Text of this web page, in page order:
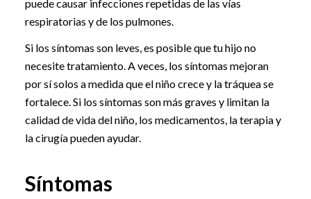
puede causar infecciones repetidas de las vías
respiratorias y de los pulmones.
Si los síntomas son leves, es posible que tu hijo no
necesite tratamiento. A veces, los síntomas mejoran
por sí solos a medida que el niño crece y la tráquea se
fortalece. Si los síntomas son más graves y limitan la
calidad de vida del niño, los medicamentos, la terapia y
la cirugía pueden ayudar.
Síntomas